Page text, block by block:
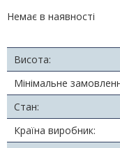
Немає в наявності
Висота:
Мінімальне
Стан:
Країна виробник: